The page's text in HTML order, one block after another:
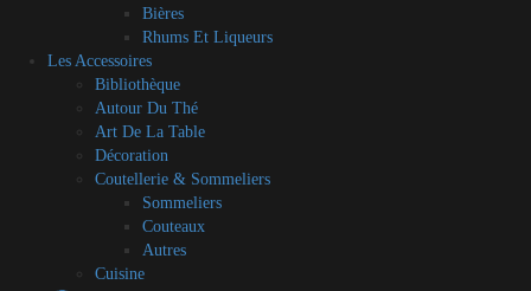
Bières
Rhums Et Liqueurs
Les Accessoires
Bibliothèque
Autour Du Thé
Art De La Table
Décoration
Coutellerie & Sommeliers
Sommeliers
Couteaux
Autres
Cuisine